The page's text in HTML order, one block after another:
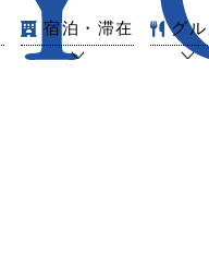
accessibility
宿泊・滞在 グ